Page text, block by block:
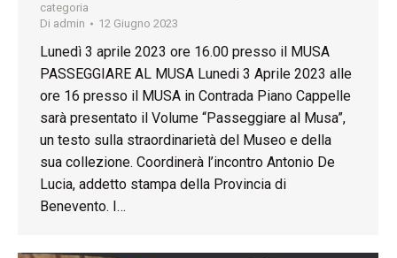
categoria
Di admin 12 Giugno 2023
Lunedì 3 aprile 2023 ore 16.00 presso il MUSA
PASSEGGIARE AL MUSA Lunedi 3 Aprile 2023 alle
ore 16 presso il MUSA in Contrada Piano Cappelle
sarà presentato il Volume “Passeggiare al Musa”,
un testo sulla straordinarietà del Museo e della
sua collezione. Coordinerà l’incontro Antonio De
Lucia, addetto stampa della Provincia di
Benevento. I…